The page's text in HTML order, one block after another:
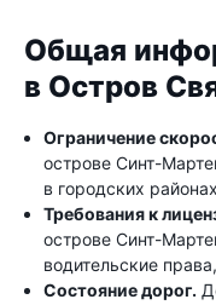
Общая
в Остров
Ограничение
острове Синт-
в городских
Требования к
острове Синт-
водительские
Состояние дорог.